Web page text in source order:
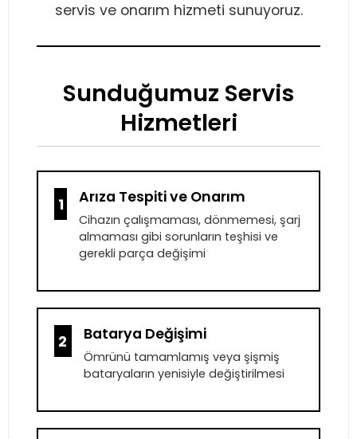
servis ve onarım hizmeti sunuyoruz.
Sunduğumuz Servis
Hizmetleri
1 Arıza Tespiti ve Onarım
Cihazın çalışmaması, dönmemesi, şarj
almaması gibi sorunların teşhisi ve
gerekli parça değişimi
2 Batarya Değişimi
Ömrünü tamamlamış veya şişmiş
bataryaların yenisiyle değiştirilmesi